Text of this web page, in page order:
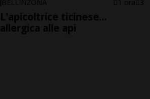
BELLINZONA 1 ora 3
L'apicoltrice ticinese...
allergica alle api